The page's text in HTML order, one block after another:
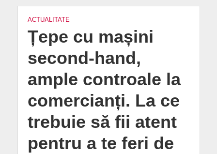
ACTUALITATE
Țepe cu mașini
second-hand,
ample controale la
comercianți. La ce
trebuie să fii atent
pentru a te feri de